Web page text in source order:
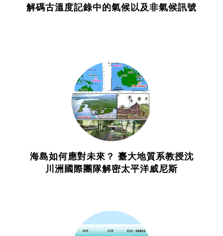
解碼古溫度記錄中的氣候以及非氣候訊號
海島如何應對未來？ 臺大地質系教授沈
川洲國際團隊解密太平洋威尼斯